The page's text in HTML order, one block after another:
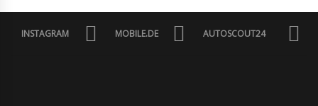
INSTAGRAM MOBILE.DE AUTOSCOUT24